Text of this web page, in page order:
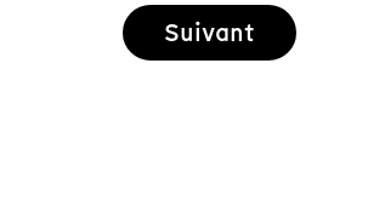
Suivant